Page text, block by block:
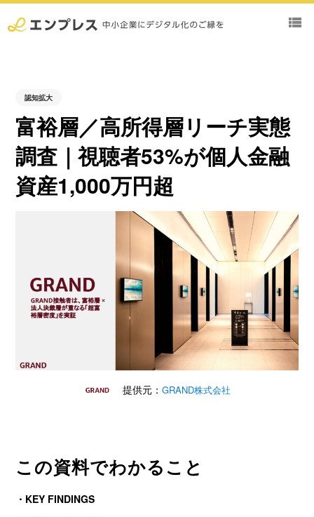
view_list
認知拡大
富裕層／高所得層リーチ実態
調査｜視聴者53%が個人金融
資産1,000万円超
提供元：GRAND株式会社
この資料でわかること
・KEY FINDINGS